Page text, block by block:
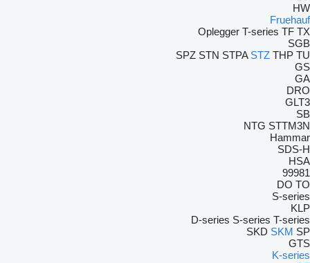
HW
Fruehauf
Oplegger T-series TF TX
SGB
SPZ STN STPA STZ THP TU
GS
GA
DRO
GLT3
SB
NTG STTM3N
Hammar
SDS-H
HSA
99981
DO TO
S-series
KLP
D-series S-series T-series
SKD SKM SP
GTS
K-series